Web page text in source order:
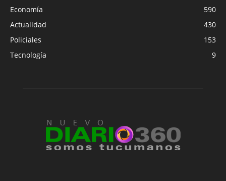
Economía
590
Actualidad
430
Policiales
153
Tecnología
9